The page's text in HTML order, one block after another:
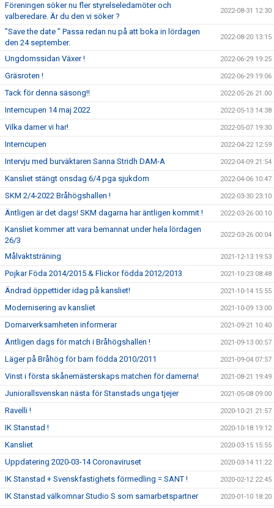
Föreningen söker nu fler styrelseledamöter och
valberedare. Är du den vi söker ?
2022-08-31 12:30
”Save the date ” Passa redan nu på att boka in lördagen
den 24 september.
2022-08-20 13:15
Ungdomssidan Växer ! 2022-06-29 19:25
Gräsroten ! 2022-06-29 19:06
Tack för denna säsong!! 2022-05-26 21:00
Interncupen 14 maj 2022 2022-05-13 14:38
Vilka damer vi har! 2022-05-07 19:30
Interncupen 2022-04-22 12:59
Intervju med burväktaren Sanna Stridh DAM-A 2022-04-09 21:54
Kansliet stängt onsdag 6/4 pga sjukdom 2022-04-06 10:47
SKM 2/4-2022 Bråhögshallen ! 2022-03-30 23:10
Äntligen är det dags! SKM dagarna har äntligen kommit ! 2022-03-26 00:10
Kansliet kommer att vara bemannat under hela lördagen
26/3
2022-03-26 00:04
Målvaktsträning 2021-12-13 19:53
Pojkar Föda 2014/2015 & Flickor födda 2012/2013 2021-10-23 08:48
Ändrad öppettider idag på kansliet! 2021-10-14 15:55
Modernisering av kansliet 2021-10-09 13:00
Domarverksamheten informerar 2021-09-21 10:40
Äntligen dags för match i Bråhögshallen ! 2021-09-13 00:57
Läger på Bråhög för barn födda 2010/2011 2021-09-04 07:57
Vinst i första skånemästerskaps matchen för damerna! 2021-08-21 19:49
Juniorallsvenskan nästa för Stanstads unga tjejer 2021-05-08 09:00
Ravelli ! 2020-10-21 21:57
IK Stanstad ! 2020-10-18 19:12
Kansliet 2020-03-15 15:55
Uppdatering 2020-03-14 Coronaviruset 2020-03-14 11:22
IK Stanstad + Svenskfastighets förmedling = SANT ! 2020-02-12 22:45
IK Stanstad välkomnar Studio S som samarbetspartner 2020-01-10 18:20